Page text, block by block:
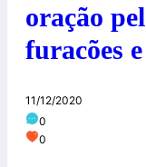
oração
furacões
11/12/2020
0
0